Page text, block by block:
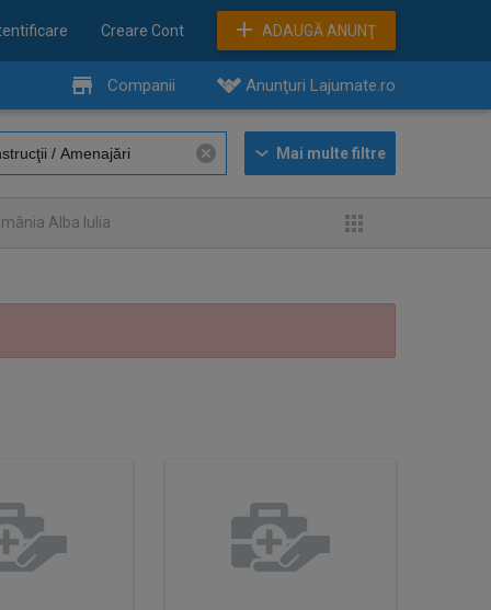
Creare Cont ADAUGĂ ANUNŢ
Companii Anunţuri Lajumate.ro
Alba Iulia